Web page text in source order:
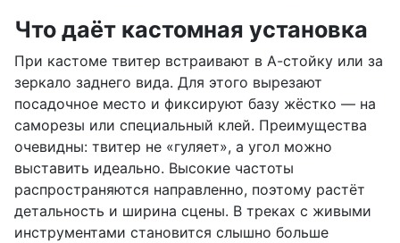
Что даёт кастомная установка
При кастоме твитер встраивают в А-стойку или за
зеркало заднего вида. Для этого вырезают
посадочное место и фиксируют базу жёстко — на
саморезы или специальный клей. Преимущества
очевидны: твитер не «гуляет», а угол можно
выставить идеально. Высокие частоты
распространяются направленно, поэтому растёт
детальность и ширина сцены. В треках с живыми
инструментами становится слышно больше